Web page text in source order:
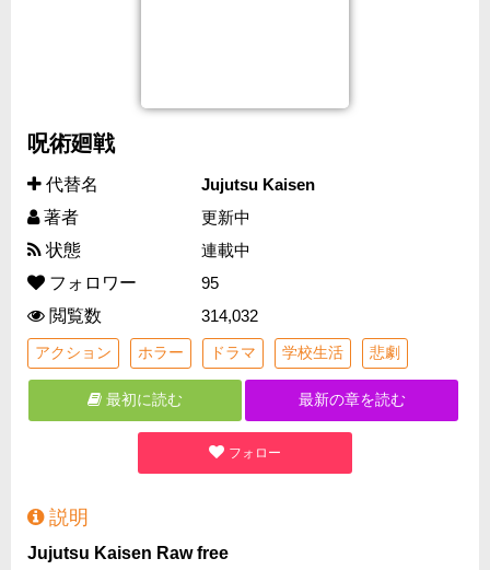
呪術廻戦
代替名
Jujutsu Kaisen
著者
更新中
状態
連載中
フォロワー
95
閲覧数
314,032
アクション ホラー ドラマ 学校生活 悲劇
最初に読む 最新の章を読む
フォロー
説明
Jujutsu Kaisen Raw free